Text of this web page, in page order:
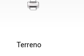
Terreno